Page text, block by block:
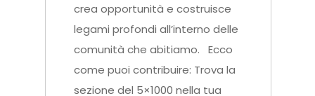
crea opportunità e costruisce
legami profondi all’interno delle
comunità che abitiamo. Ecco
come puoi contribuire: Trova la
sezione del 5×1000 nella tua